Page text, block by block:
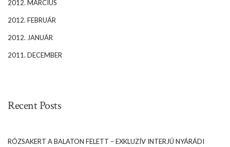
2012. MÁRCIUS
2012. FEBRUÁR
2012. JANUÁR
2011. DECEMBER
Recent Posts
RÓZSAKERT A BALATON FELETT – EXKLUZÍV INTERJÚ NYÁRÁDI